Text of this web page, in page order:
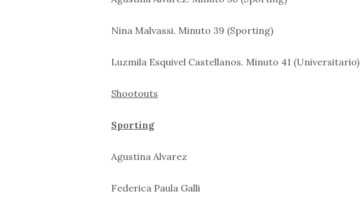
Nina Malvassi. Minuto 39 (Sporting)
Luzmila Esquivel Castellanos. Minuto 41 (Universitario)
Shootouts
Sporting
Agustina Alvarez
Federica Paula Galli